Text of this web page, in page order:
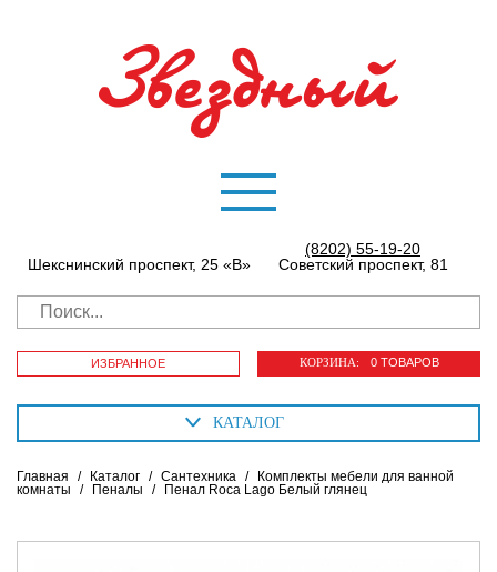
Шекснинский проспект, 25 «В»
(8202) 55-19-20
Советский проспект, 81
ИЗБРАННОЕ КОРЗИНА: 0 ТОВАРОВ
КАТАЛОГ
Главная / Каталог / Сантехника /
Комплекты мебели для ванной
комнаты
/ Пеналы / Пенал Roca Lago Белый глянец